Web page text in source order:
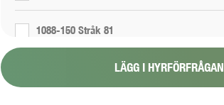
1088-150 Stråk 81
LÄGG I HYRFÖRFRÅGAN